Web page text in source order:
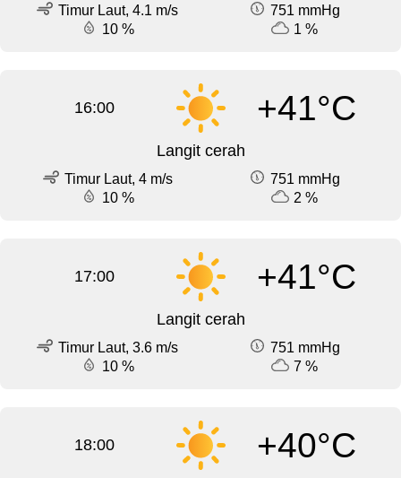
Timur Laut, 4.1 m/s
751 mmHg
10 %
1 %
16:00 +41°C
Langit cerah
Timur Laut, 4 m/s
751 mmHg
10 %
2 %
17:00 +41°C
Langit cerah
Timur Laut, 3.6 m/s
751 mmHg
10 %
7 %
18:00 +40°C